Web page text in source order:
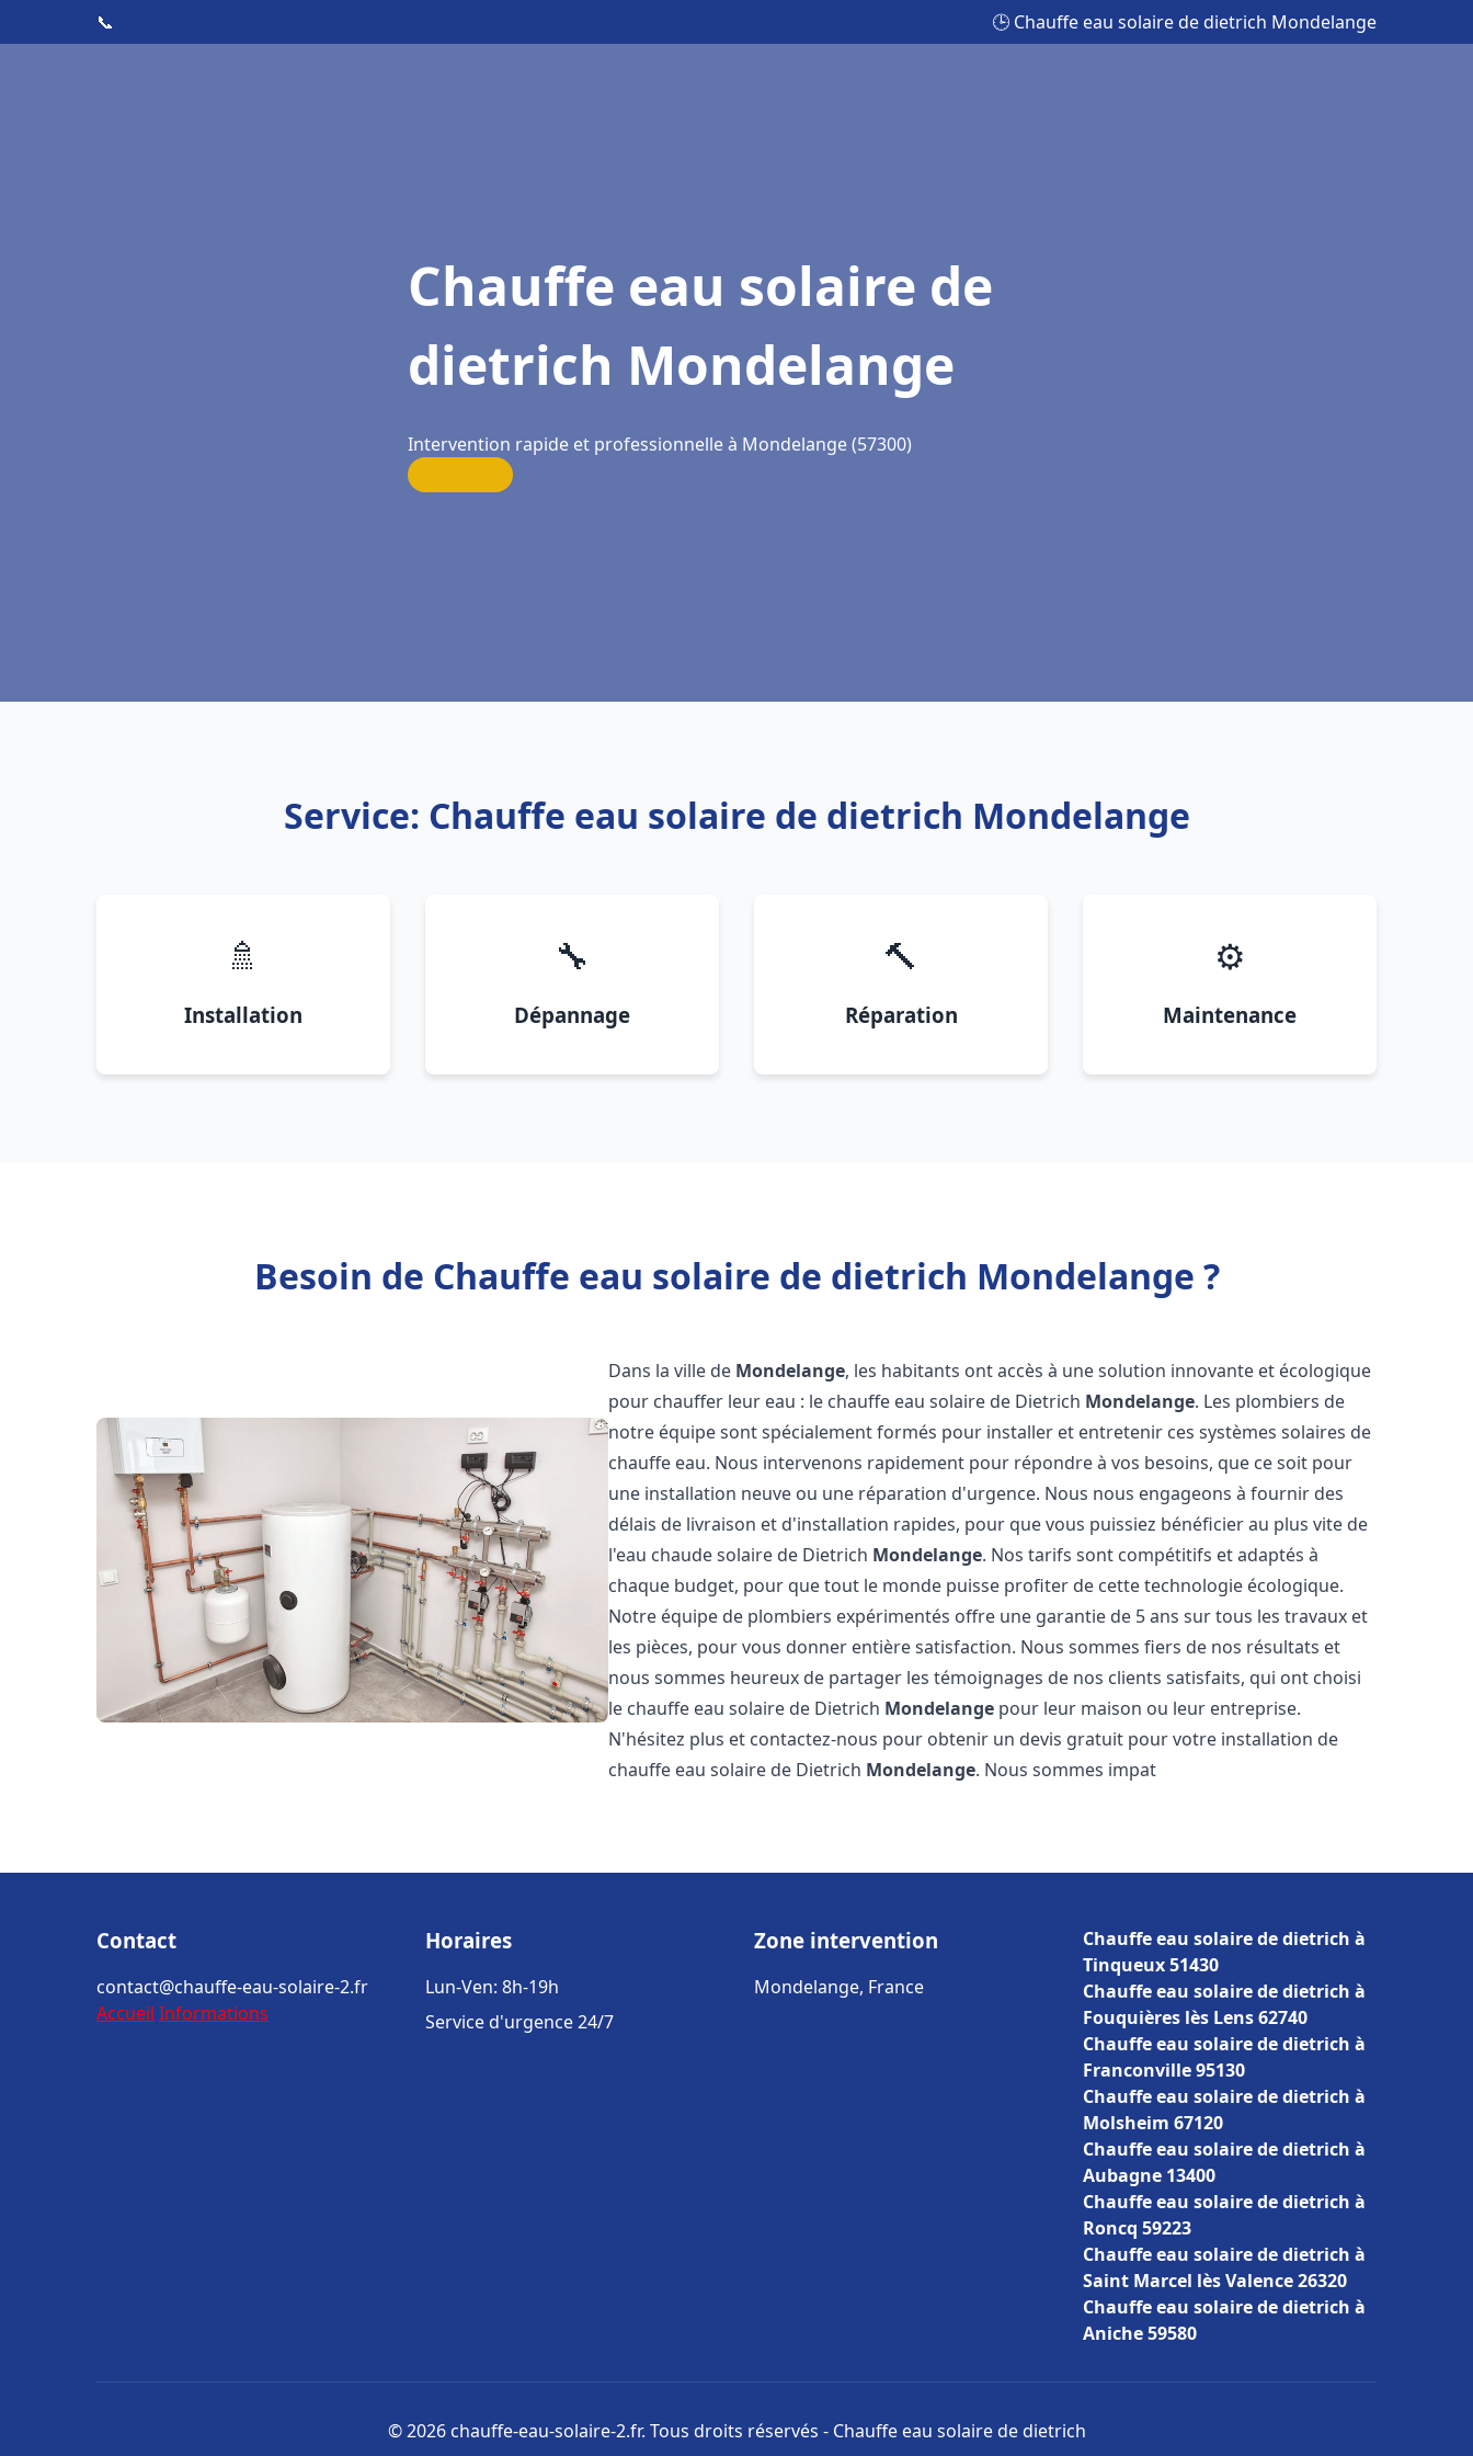
📞 🕒 Chauffe eau solaire de dietrich Mondelange
Chauffe eau solaire de
dietrich Mondelange
Intervention rapide et professionnelle à Mondelange (57300)
Service: Chauffe eau solaire de dietrich Mondelange
🚿
Installation
🔧
Dépannage
🔨
Réparation
⚙️
Maintenance
Besoin de Chauffe eau solaire de dietrich Mondelange ?
Dans la ville de Mondelange, les habitants ont accès à une solution innovante et écologique
pour chauffer leur eau : le chauffe eau solaire de Dietrich Mondelange. Les plombiers de
notre équipe sont spécialement formés pour installer et entretenir ces systèmes solaires de
chauffe eau. Nous intervenons rapidement pour répondre à vos besoins, que ce soit pour
une installation neuve ou une réparation d'urgence. Nous nous engageons à fournir des
délais de livraison et d'installation rapides, pour que vous puissiez bénéficier au plus vite de
l'eau chaude solaire de Dietrich Mondelange. Nos tarifs sont compétitifs et adaptés à
chaque budget, pour que tout le monde puisse profiter de cette technologie écologique.
Notre équipe de plombiers expérimentés offre une garantie de 5 ans sur tous les travaux et
les pièces, pour vous donner entière satisfaction. Nous sommes fiers de nos résultats et
nous sommes heureux de partager les témoignages de nos clients satisfaits, qui ont choisi
le chauffe eau solaire de Dietrich Mondelange pour leur maison ou leur entreprise.
N'hésitez plus et contactez-nous pour obtenir un devis gratuit pour votre installation de
chauffe eau solaire de Dietrich Mondelange. Nous sommes impat
Contact
contact@chauffe-eau-solaire-2.fr
Accueil Informations
Horaires
Lun-Ven: 8h-19h
Service d'urgence 24/7
Zone intervention
Mondelange, France
Chauffe eau solaire de dietrich à
Tinqueux 51430
Chauffe eau solaire de dietrich à
Fouquières lès Lens 62740
Chauffe eau solaire de dietrich à
Franconville 95130
Chauffe eau solaire de dietrich à
Molsheim 67120
Chauffe eau solaire de dietrich à
Aubagne 13400
Chauffe eau solaire de dietrich à
Roncq 59223
Chauffe eau solaire de dietrich à
Saint Marcel lès Valence 26320
Chauffe eau solaire de dietrich à
Aniche 59580
© 2026 chauffe-eau-solaire-2.fr. Tous droits réservés - Chauffe eau solaire de dietrich